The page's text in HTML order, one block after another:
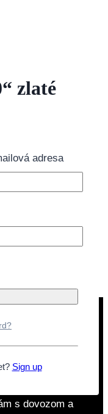
zlaté
20,5cm
párty produkty.
s dovozom a
adresa
Sign up